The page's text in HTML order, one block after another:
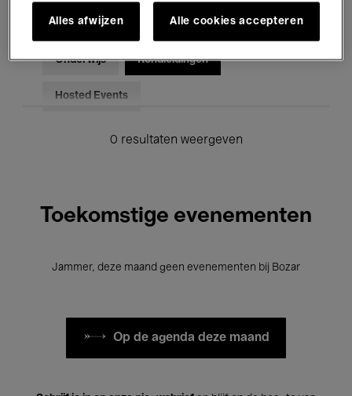
Voor iedereen Kids’ Palace
Onderwijs Rondleidingen
Hosted Events
0 resultaten weergeven
Toekomstige evenementen
Jammer, deze maand geen evenementen bij Bozar
Op de agenda deze maand
Alles afwijzen Alle cookies accepteren